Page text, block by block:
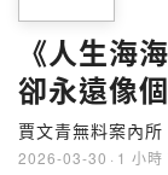
《人生海
卻永遠像
人的前世
2026
賈文青無料案內所
2026-03-30 · 1 小時